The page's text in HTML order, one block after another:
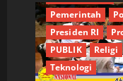
Pemerintah
Presiden RI
PUBLIK
Religi
Teknologi